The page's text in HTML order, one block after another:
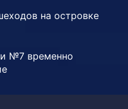
на островке
№7 временно